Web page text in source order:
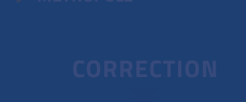
CORRECTION